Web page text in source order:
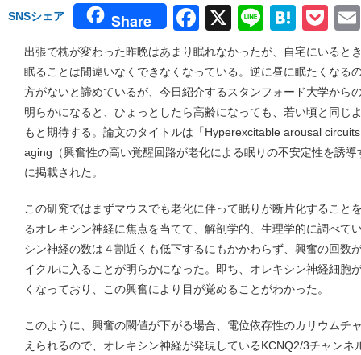
SNSシェア Share Facebook
X Line
出張で枕が変わった昨晩はあまり眠れなかったが、自宅にいると
眠ることは間違いなくできなくなっている。逆に昼に眠たくなる
方がないと諦めているが、今日紹介するスタンフォード大学から
明らかになると、ひょっとしたら高齢になっても、若い頃と同じ
もと期待する。論文のタイトルは「Hyperexcitable arousal
aging（興奮性の高い覚醒回路が老化による眠りの不安定性を誘
に掲載された。
この研究ではまずマウスでも老化に伴って眠りが断片化すること
るオレキシン神経に焦点を当てて、解剖学的、生理学的に調べて
シン神経の数は４割近くも低下するにもかかわらず、興奮の回数
イクルに入ることが明らかになった。即ち、オレキシン神経細胞
くなっており、この興奮により目が覚めることがわかった。
このように、興奮の閾値が下がる場合、電位依存性のカリウムチ
えられるので、オレキシン神経が発現しているKCNQ2/3チャン